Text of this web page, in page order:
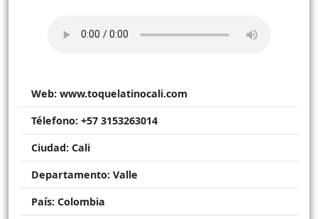
Web: www.toquelatinocali.com
Télefono: +57 3153263014
Ciudad: Cali
Departamento: Valle
País: Colombia